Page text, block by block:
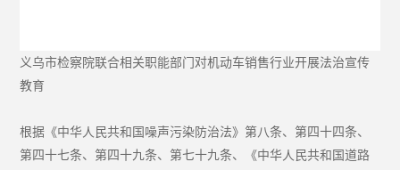
义乌市检察院联合相关职能部门对机动车销售行业开展法治宣传
教育
根据《中华人民共和国噪声污染防治法》第八条、第四十四条、
第四十七条、第四十九条、第七十九条、《中华人民共和国道路